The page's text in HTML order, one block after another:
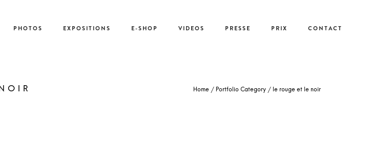
PHOTOS EXPOSITIONS E-SHOP VIDEOS PRESSE PRIX CONTACT